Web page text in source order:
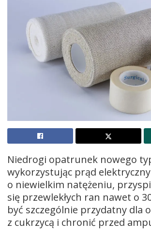
Niedrogi opatrunek nowego
wykorzystując prąd elektryczny
o niewielkim natężeniu,
się przewlekłych ran nawet o
być szczególnie przydatny dla
z cukrzycą i chronić przed